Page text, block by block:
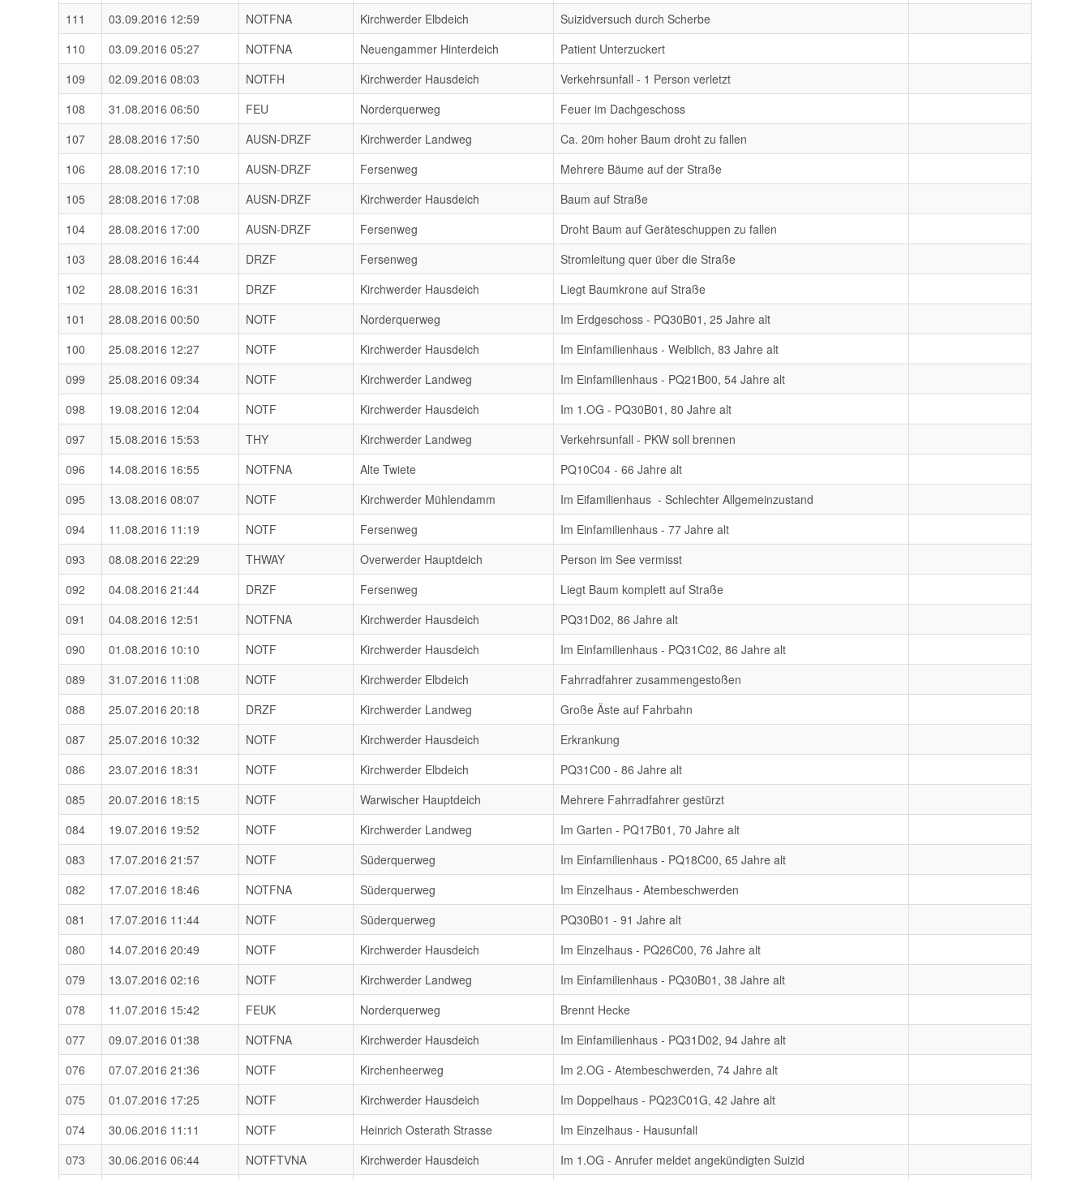
111
03.09.2016 12:59 NOTFNA Kirchwerder Elbdeich
Suizidversuch durch Scherbe
110
03.09.2016 05:27 NOTFNA Neuengammer Hinterdeich
Patient Unterzuckert
109
02.09.2016 08:03 NOTFH Kirchwerder Hausdeich
Verkehrsunfall - 1 Person verletzt
108
31.08.2016 06:50 FEU Norderquerweg
Feuer im Dachgeschoss
107
28.08.2016 17:50 AUSN-DRZF Kirchwerder Landweg
Ca. 20m hoher Baum droht zu fallen
106
28.08.2016 17:10 AUSN-DRZF Fersenweg
Mehrere Bäume auf der Straße
105
28:08.2016 17:08 AUSN-DRZF Kirchwerder Hausdeich
Baum auf Straße
104
28.08.2016 17:00 AUSN-DRZF Fersenweg
Droht Baum auf Geräteschuppen zu fallen
103
28.08.2016 16:44 DRZF Fersenweg
Stromleitung quer über die Straße
102
28.08.2016 16:31 DRZF Kirchwerder Hausdeich
Liegt Baumkrone auf Straße
101
28.08.2016 00:50 NOTF Norderquerweg
Im Erdgeschoss - PQ30B01, 25 Jahre alt
100
25.08.2016 12:27 NOTF Kirchwerder Hausdeich
Im Einfamilienhaus - Weiblich, 83 Jahre alt
099
25.08.2016 09:34 NOTF Kirchwerder Landweg
Im Einfamilienhaus - PQ21B00, 54 Jahre alt
098
19.08.2016 12:04 NOTF Kirchwerder Hausdeich
Im 1.OG - PQ30B01, 80 Jahre alt
097
15.08.2016 15:53 THY Kirchwerder Landweg
Verkehrsunfall - PKW soll brennen
096
14.08.2016 16:55 NOTFNA Alte Twiete
PQ10C04 - 66 Jahre alt
095
13.08.2016 08:07 NOTF Kirchwerder Mühlendamm
Im Eifamilienhaus - Schlechter Allgemeinzustand
094
11.08.2016 11:19 NOTF Fersenweg
Im Einfamilienhaus - 77 Jahre alt
093
08.08.2016 22:29 THWAY Overwerder Hauptdeich
Person im See vermisst
092
04.08.2016 21:44 DRZF Fersenweg
Liegt Baum komplett auf Straße
091
04.08.2016 12:51 NOTFNA Kirchwerder Hausdeich
PQ31D02, 86 Jahre alt
090
01.08.2016 10:10 NOTF Kirchwerder Hausdeich
Im Einfamilienhaus - PQ31C02, 86 Jahre alt
089
31.07.2016 11:08 NOTF Kirchwerder Elbdeich
Fahrradfahrer zusammengestoßen
088
25.07.2016 20:18 DRZF Kirchwerder Landweg
Große Äste auf Fahrbahn
087
25.07.2016 10:32 NOTF Kirchwerder Hausdeich
Erkrankung
086
23.07.2016 18:31 NOTF Kirchwerder Elbdeich
PQ31C00 - 86 Jahre alt
085
20.07.2016 18:15 NOTF Warwischer Hauptdeich
Mehrere Fahrradfahrer gestürzt
084
19.07.2016 19:52 NOTF Kirchwerder Landweg
Im Garten - PQ17B01, 70 Jahre alt
083
17.07.2016 21:57 NOTF Süderquerweg
Im Einfamilienhaus - PQ18C00, 65 Jahre alt
082
17.07.2016 18:46 NOTFNA Süderquerweg
Im Einzelhaus - Atembeschwerden
081
17.07.2016 11:44 NOTF Süderquerweg
PQ30B01 - 91 Jahre alt
080
14.07.2016 20:49 NOTF Kirchwerder Hausdeich
Im Einzelhaus - PQ26C00, 76 Jahre alt
079
13.07.2016 02:16 NOTF Kirchwerder Landweg
Im Einfamilienhaus - PQ30B01, 38 Jahre alt
078
11.07.2016 15:42 FEUK Norderquerweg
Brennt Hecke
077
09.07.2016 01:38 NOTFNA Kirchwerder Hausdeich
Im Einfamilienhaus - PQ31D02, 94 Jahre alt
076
07.07.2016 21:36 NOTF Kirchenheerweg
Im 2.OG - Atembeschwerden, 74 Jahre alt
075
01.07.2016 17:25 NOTF Kirchwerder Hausdeich
Im Doppelhaus - PQ23C01G, 42 Jahre alt
074
30.06.2016 11:11 NOTF Heinrich Osterath Strasse
Im Einzelhaus - Hausunfall
073
30.06.2016 06:44 NOTFTVNA Kirchwerder Hausdeich Im 1.OG - Anrufer meldet angekündigten Suizid